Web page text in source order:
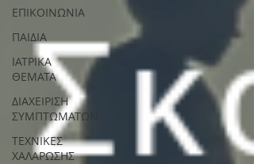
ΕΠΙΚΟΙΝΩΝΙΑ
ΠΑΙΔΙΑ
ΙΑΤΡΙΚΑ
ΘΕΜΑΤΑ
ΔΙΑΧΕΙΡΙΣΗ
ΣΥΜΠΤΩΜΑΤΩΝ
ΤΕΧΝΙΚΕΣ
ΧΑΛΑΡΩΣΗΣ